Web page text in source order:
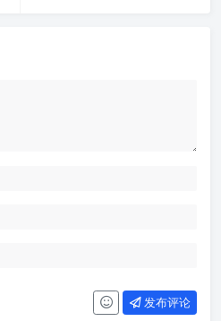
发布评论